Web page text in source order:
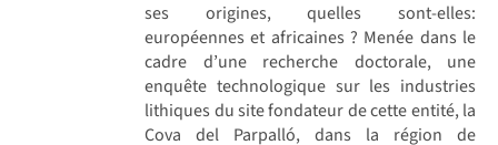
ses origines, quelles sont-elles:
européennes et africaines ? Menée dans le
cadre d’une recherche doctorale, une
enquête technologique sur les industries
lithiques du site fondateur de cette entité, la
Cova del Parpalló, dans la région de